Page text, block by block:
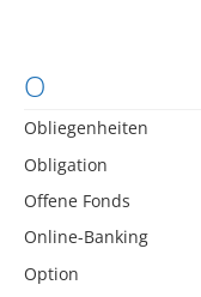
O
Obliegenheiten
Obligation
Offene Fonds
Online-Banking
Option